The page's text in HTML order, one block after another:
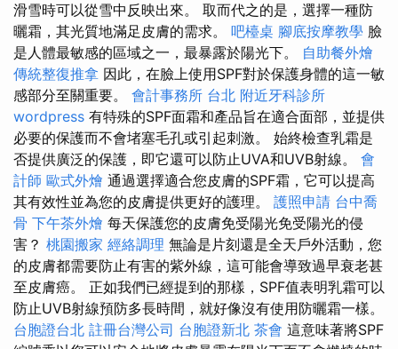
滑雪時可以從雪中反映出來。 取而代之的是，選擇一種防
曬霜，其光質地滿足皮膚的需求。 吧檯桌 腳底按摩教學 臉
是人體最敏感的區域之一，最暴露於陽光下。 自助餐外燴
傳統整復推拿 因此，在臉上使用SPF對於保護身體的這一敏
感部分至關重要。 會計事務所 台北 附近牙科診所
wordpress 有特殊的SPF面霜和產品旨在適合面部，並提供
必要的保護而不會堵塞毛孔或引起刺激。 始終檢查乳霜是
否提供廣泛的保護，即它還可以防止UVA和UVB射線。 會
計師 歐式外燴 通過選擇適合您皮膚的SPF霜，它可以提高
其有效性並為您的皮膚提供更好的護理。 護照申請 台中喬
骨 下午茶外燴 每天保護您的皮膚免受陽光免受陽光的侵
害？ 桃園搬家 經絡調理 無論是片刻還是全天戶外活動，您
的皮膚都需要防止有害的紫外線，這可能會導致過早衰老甚
至皮膚癌。 正如我們已經提到的那樣，SPF值表明乳霜可以
防止UVB射線預防多長時間，就好像沒有使用防曬霜一樣。
台胞證台北 註冊台灣公司 台胞證新北 茶會 這意味著將SPF